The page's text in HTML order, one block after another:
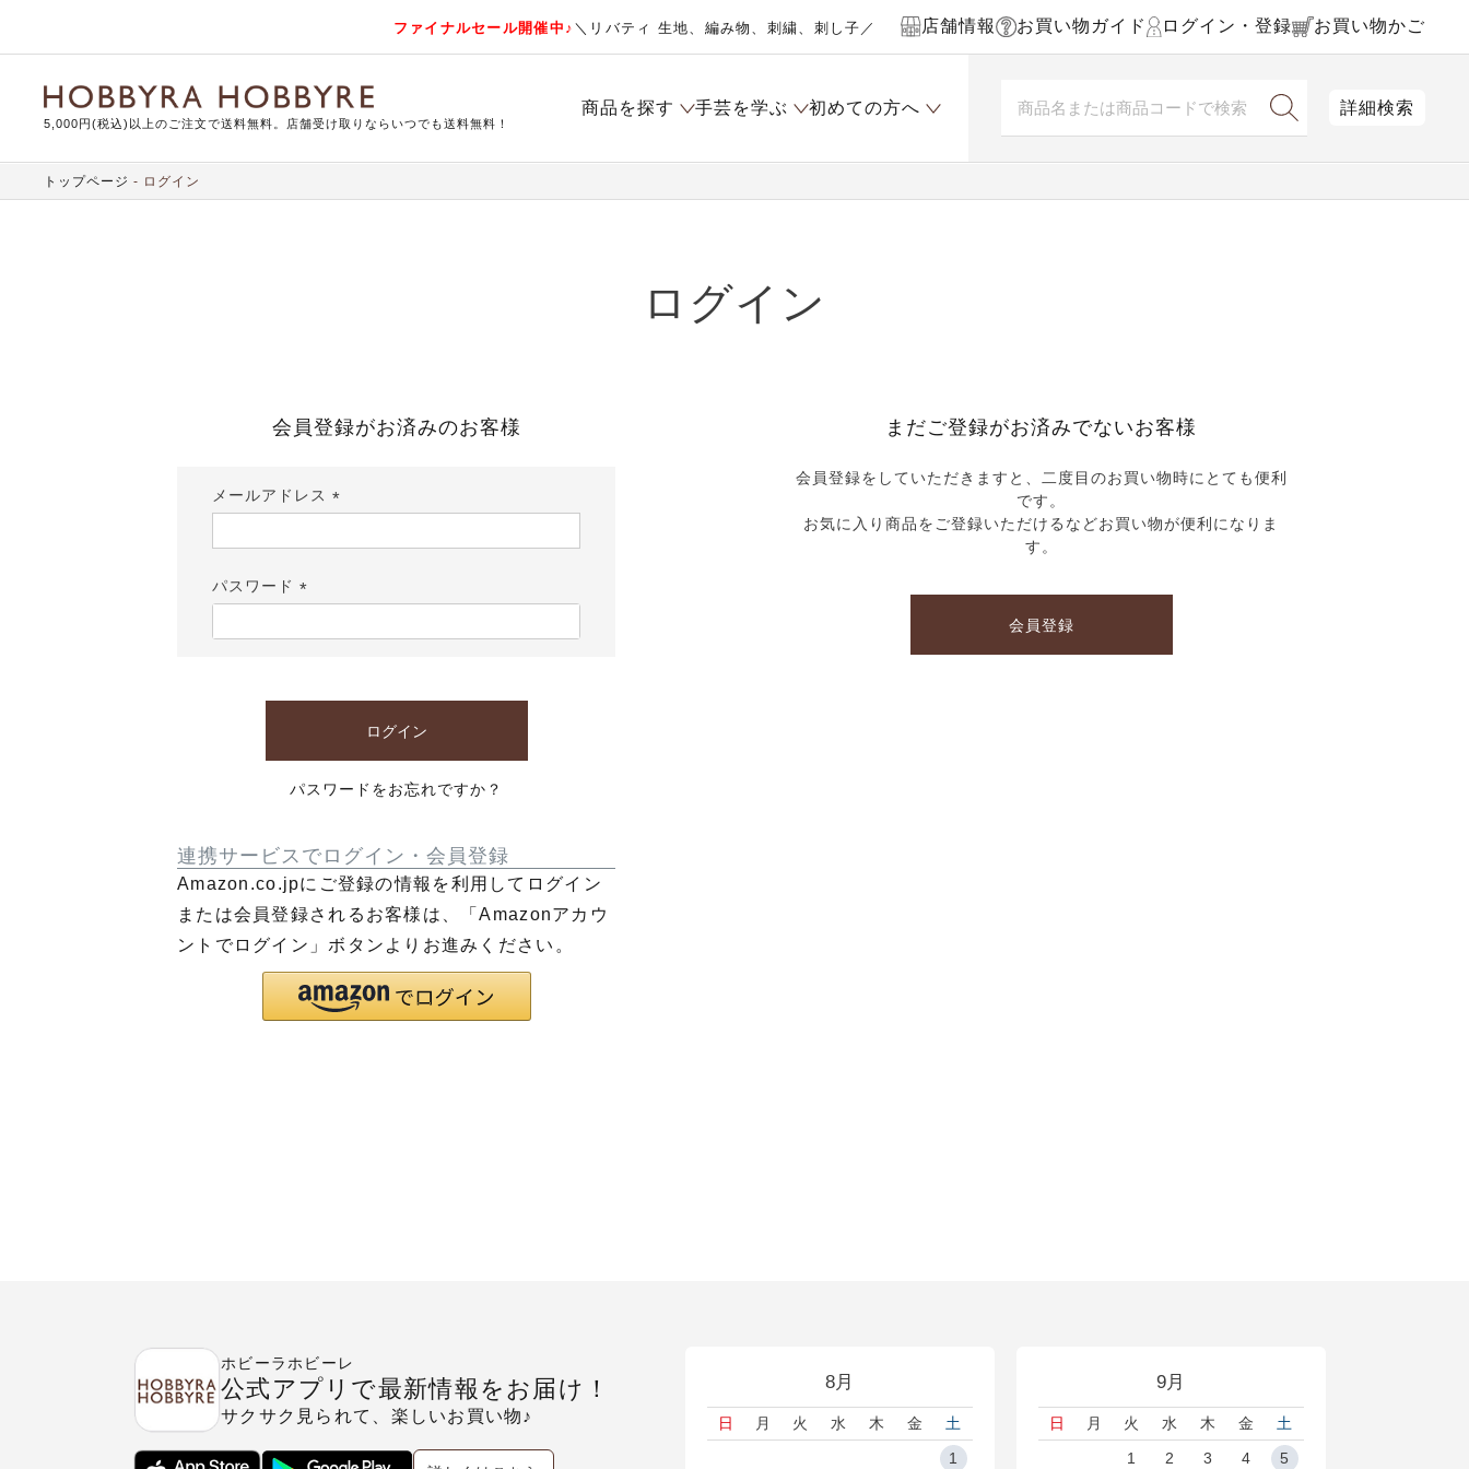
ファイナルセール開催中♪ ＼リバティ 生地、編み物、刺繍、刺し子／ 店舗情報 お買い物ガイド ログイン・登録 お買い物かご
5,000円(税込)以上のご注文で送料無料。店舗受け取りならいつでも送料無料！
商品を探す 手芸を学ぶ 初めての方へ 詳細検索
トップページ ログイン
ログイン
会員登録がお済みのお客様
メールアドレス
須)
パスワード
須)
ログイン
パスワードをお忘れですか？
連携サービスでログイン・会員登録
Amazon.co.jpにご登録の情報を利用してログイン
または会員登録されるお客様は、「Amazonアカウ
ントでログイン」ボタンよりお進みください。
まだご登録がお済みでないお客様
会員登録をしていただきますと、二度目のお買い物時にとても便利
です。
お気に入り商品をご登録いただけるなどお買い物が便利になりま
す。
会員登録
8月
日 月 火 水 木 金
土
1
9月
日 月 火 水 木 金
土
1
2 3 4 5
ホビーラホビーレ
公式アプリで最新情報をお届け！
サクサク見られて、楽しいお買い物♪